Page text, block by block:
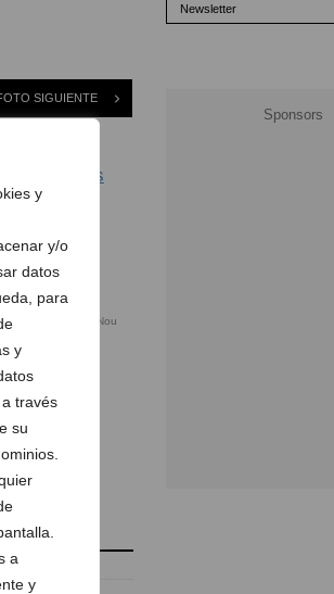
y
y/o
datos
para
y
través
su
a
y
SIGUIENTE
y horarios
de Dénia
mitad Nou
de Dénia
Newsletter